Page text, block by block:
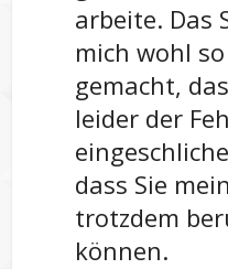
arbeite. Das
mich wohl
gemacht,
leider der
dass Sie
trotzdem
können.